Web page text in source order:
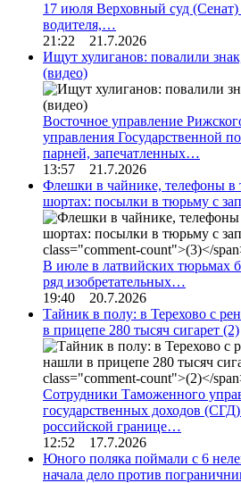
17 июля Верховный суд (Сенат)
водителя,…
21:22 21.7.2026
Ищут хулиганов: повалили
(видео)
Восточное управление
управления Государственной
парней, запечатленных…
13:57 21.7.2026
Флешки в чайнике, телефоны в
шортах: посылки в тюрьму с
В июле в латвийских тюрьмах
ряд изобретательных…
19:40 20.7.2026
Тайник в полу: в Терехово с
в прицепе 280 тысяч сигарет (2)
Сотрудники Таможенного
государственных доходов
российской границе…
12:52 17.7.2026
Юного поляка поймали с 6
начала дело против